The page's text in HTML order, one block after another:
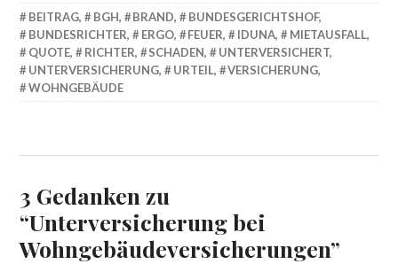
BEITRAG, BGH, BRAND, BUNDESGERICHTSHOF,
BUNDESRICHTER, ERGO, FEUER, IDUNA, MIETAUSFALL,
QUOTE, RICHTER, SCHADEN, UNTERVERSICHERT,
UNTERVERSICHERUNG, URTEIL, VERSICHERUNG,
WOHNGEBÄUDE
3 Gedanken zu
“Unterversicherung bei
Wohngebäudeversicherungen”